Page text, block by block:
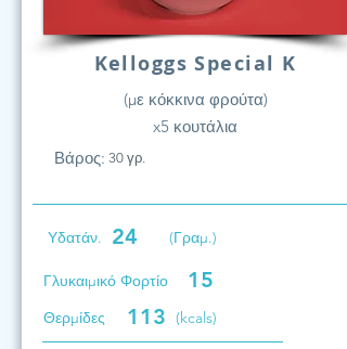
Kelloggs Special K
(με κόκκινα φρούτα)
x5 κουτάλια
Βάρος: 30 γρ.
Υδατάν. 24 (Γραμ.)
Γλυκαιμικό Φορτίο 15
Θερμίδες 113 (kcals)